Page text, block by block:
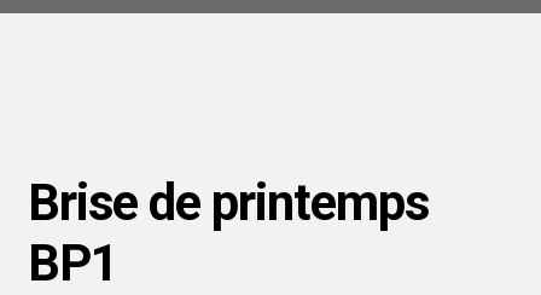
Brise de printemps
BP1